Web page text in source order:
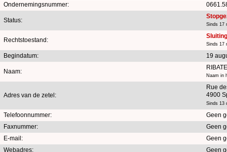
Ondernemingsnummer:
Status:
Sinds 17
Rechtstoestand:
Sinds 17
Begindatum: 19
Naam:
Naam in
Adres van de zetel:
Rue
4900
Sinds 13
Telefoonnummer:
Geen
Faxnummer:
Geen
E-mail:
Geen
Webadres:
Geen